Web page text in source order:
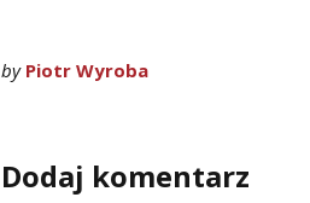
by Piotr Wyroba
Dodaj komentarz